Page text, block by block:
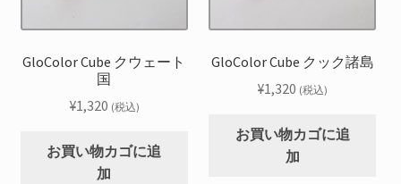
GloColor Cube クウェート
国
¥1,320 (税込)
お買い物カゴに追
加
GloColor Cube クック諸島
¥1,320 (税込)
お買い物カゴに追
加